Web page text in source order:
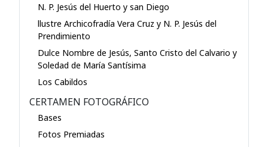
N. P. Jesús del Huerto y san Diego
llustre Archicofradía Vera Cruz y N. P. Jesús del
Prendimiento
Dulce Nombre de Jesús, Santo Cristo del Calvario y
Soledad de María Santísima
Los Cabildos
CERTAMEN FOTOGRÁFICO
Bases
Fotos Premiadas